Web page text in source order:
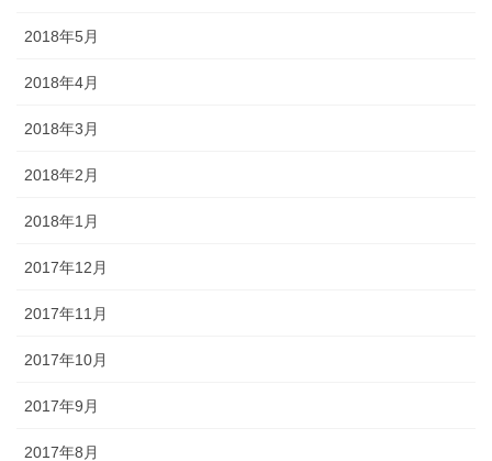
2018年5月
2018年4月
2018年3月
2018年2月
2018年1月
2017年12月
2017年11月
2017年10月
2017年9月
2017年8月